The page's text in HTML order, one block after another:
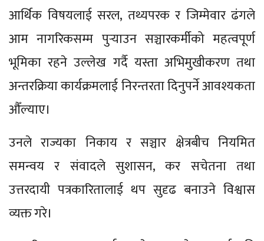
आर्थिक विषयलाई सरल, तथ्यपरक र जिम्मेवार ढंगले
आम नागरिकसम्म पुर्‍याउन सञ्चारकर्मीको महत्वपूर्ण
भूमिका रहने उल्लेख गर्दै यस्ता अभिमुखीकरण तथा
अन्तरक्रिया कार्यक्रमलाई निरन्तरता दिनुपर्ने आवश्यकता
औँल्याए।
उनले राज्यका निकाय र सञ्चार क्षेत्रबीच नियमित
समन्वय र संवादले सुशासन, कर सचेतना तथा
उत्तरदायी पत्रकारितालाई थप सुदृढ बनाउने विश्वास
व्यक्त गरे।